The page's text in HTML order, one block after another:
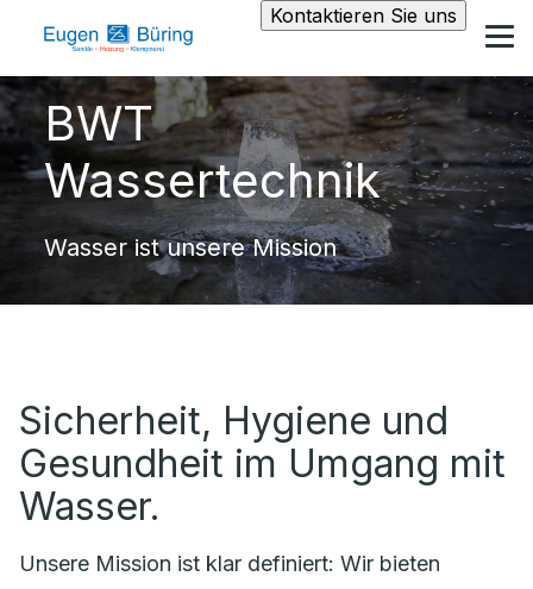
Kontaktieren Sie uns
BWT
Wassertechnik
Wasser ist unsere Mission
Sicherheit, Hygiene und
Gesundheit im Umgang mit
Wasser.
Unsere Mission ist klar definiert: Wir bieten